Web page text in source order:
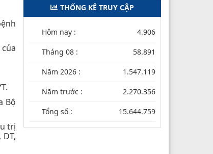
Bộ
trị
THỐNG KÊ TRUY CẬP
Hôm nay : 4.906
Tháng 08 : 58.891
Năm 2026 : 1.547.119
Năm trước : 2.270.356
Tổng số : 15.644.759